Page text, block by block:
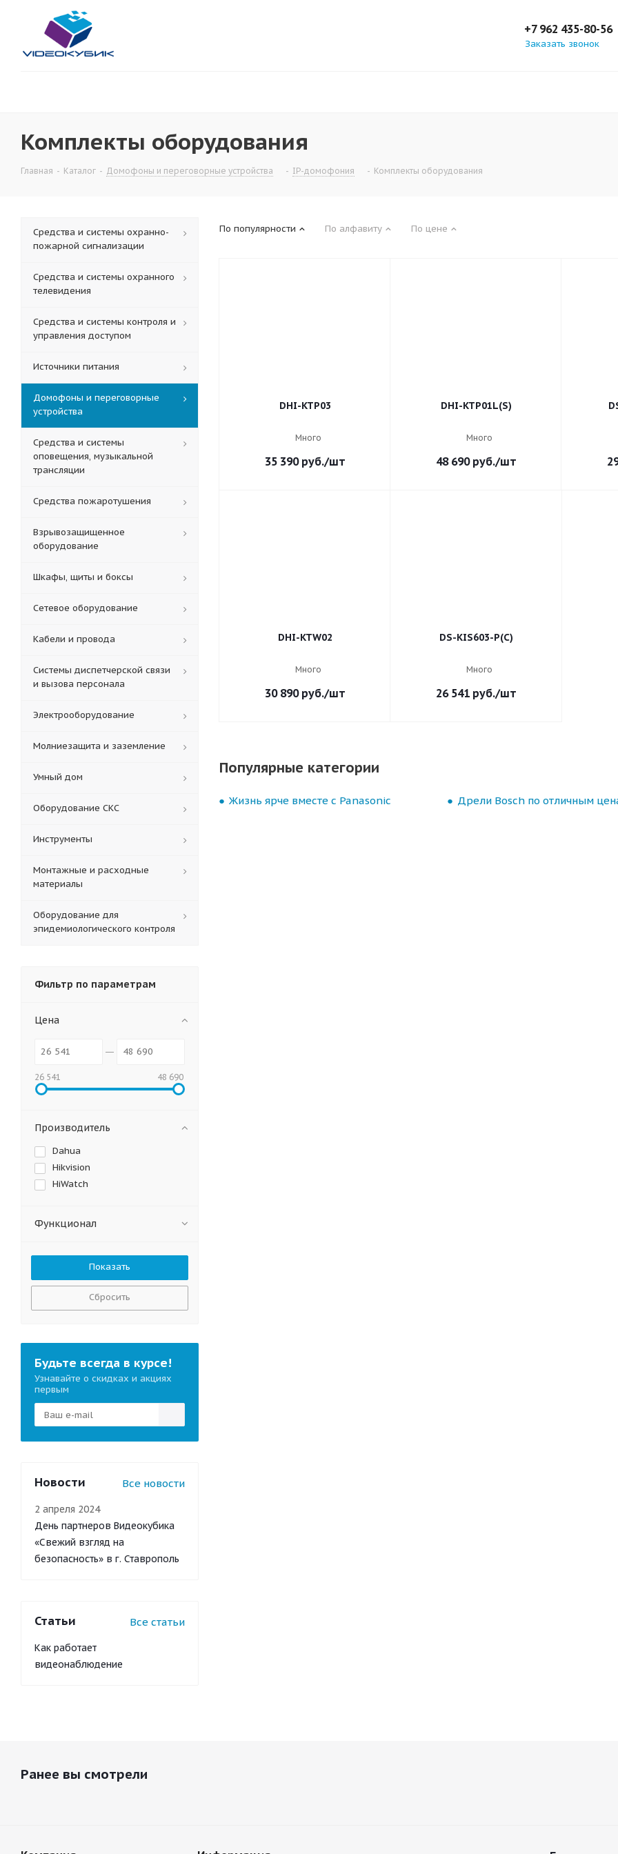
+7 962 435-80-56
Заказать звонок
Комплекты оборудования
Главная - Каталог - Домофоны и переговорные устройства - IP-домофония - Комплекты оборудования
По популярности По алфавиту По цене
DHI-KTP03
Много
35 390руб./шт
DHI-KTP01L(S)
Много
48 690руб./шт
DHI-KTW02
Много
30 890руб./шт
DS-KIS603-P(C)
Много
26 541 руб./шт
Популярные категории
Жизнь ярче вместе с Panasonic Дрели Bosch по отличным
Средства и системы охранно-
пожарной сигнализации
Средства и системы охранного
телевидения
Средства и системы контроля и
управления доступом
Источники питания
Домофоны и переговорные
устройства
Средства и системы
оповещения, музыкальной
трансляции
Средства пожаротушения
Взрывозащищенное
оборудование
Шкафы, щиты и боксы
Сетевое оборудование
Кабели и провода
Системы диспетчерской связи
и вызова персонала
Электрооборудование
Молниезащита и заземление
Умный дом
Оборудование СКС
Инструменты
Монтажные и расходные
материалы
Оборудование для
эпидемиологического контроля
Фильтр по параметрам
Цена
26 541 48 690
Производитель
Dahua
Hikvision
HiWatch
Функционал
Сбросить
Будьте всегда в курсе!
Узнавайте о скидках и акциях
первым
Новости Все новости
2 апреля 2024
День партнеров Видеокубика
«Свежий взгляд на
безопасность» в г. Ставрополь
Статьи Все статьи
Как работает
видеонаблюдение
Ранее вы смотрели